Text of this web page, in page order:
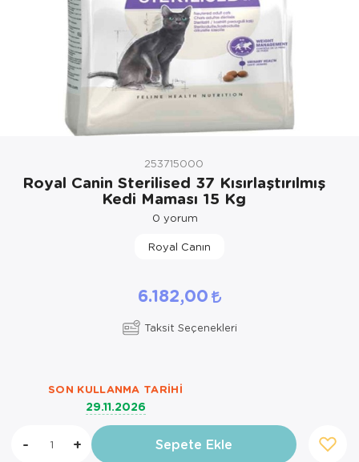
253715000
Royal Canin Sterilised 37 Kısırlaştırılmış
Kedi Maması 15 Kg
0 yorum
Royal Canın
6.182,00
Taksit Seçenekleri
SON KULLANMA TARIHI
29.11.2026
- + Sepete Ekle